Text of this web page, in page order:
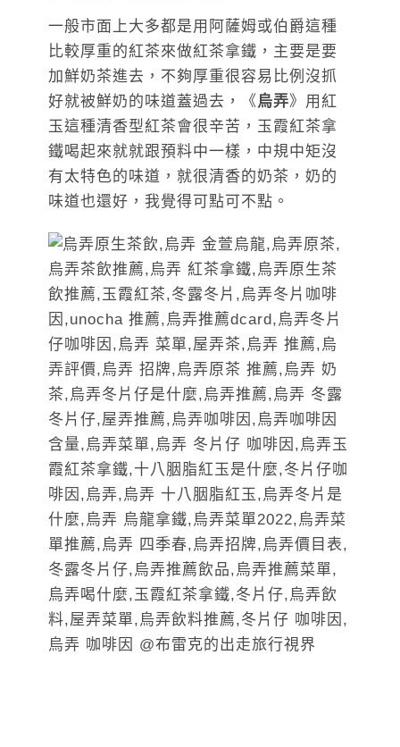
一般市面上大多都是用阿薩姆或伯爵這種
比較厚重的紅茶來做紅茶拿鐵，主要是要
加鮮奶茶進去，不夠厚重很容易比例沒抓
好就被鮮奶的味道蓋過去，《烏弄》用紅
玉這種清香型紅茶會很辛苦，玉霞紅茶拿
鐵喝起來就就跟預料中一樣，中規中矩沒
有太特色的味道，就很清香的奶茶，奶的
味道也還好，我覺得可點可不點。